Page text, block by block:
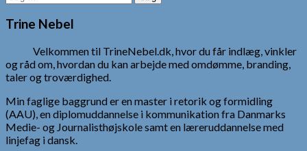
efter:
Trine Nebel
Velkommen til TrineNebel.dk, hvor du får indlæg, vinkler
og råd om, hvordan du kan arbejde med omdømme, branding,
taler og troværdighed.
Min faglige baggrund er en master i retorik og formidling
(AAU), en diplomuddannelse i kommunikation fra Danmarks
Medie- og Journalisthøjskole samt en læreruddannelse med
linjefag i dansk.